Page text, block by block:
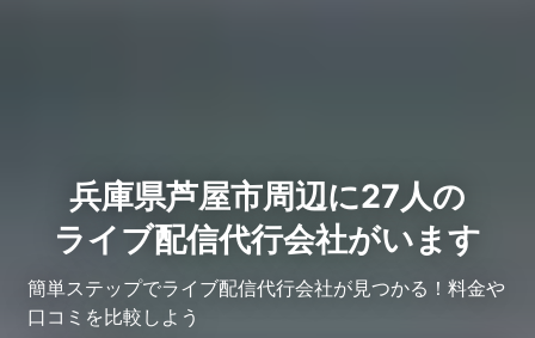
兵庫県芦屋市周辺に27人の
ライブ配信代行会社がいます
簡単ステップでライブ配信代行会社が見つかる！料金や
口コミを比較しよう